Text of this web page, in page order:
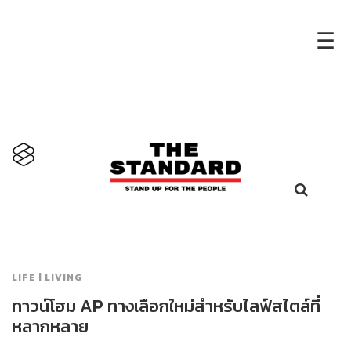
☰
LIFE | LIVING
ทาวน์โฮม AP ทางเลือกใหม่สำหรับไลฟ์สไตล์ที่
หลากหลาย